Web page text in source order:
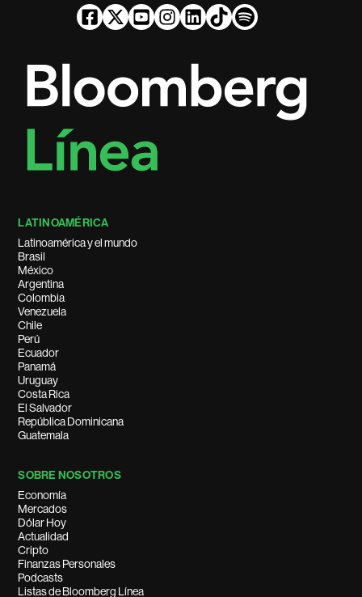
LATINOAMÉRICA
Latinoamérica y el mundo
Brasil
México
Argentina
Colombia
Venezuela
Chile
Perú
Ecuador
Panamá
Uruguay
Costa Rica
El Salvador
República Dominicana
Guatemala
SOBRE NOSOTROS
Economía
Mercados
Dólar Hoy
Actualidad
Cripto
Finanzas Personales
Podcasts
Listas de Bloomberg Línea